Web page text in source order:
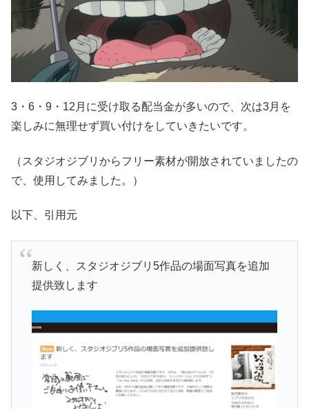
3・6・9・12月に受け取る配当金が多いので、次は3月を
楽しみに無理せず買い付けをしていきたいです。
（スタジオジブリからフリー素材が開放されていましたの
で、使用してみました。）
以下、引用元
新しく、スタジオジブリ5作品の場面写真を追加
提供致します